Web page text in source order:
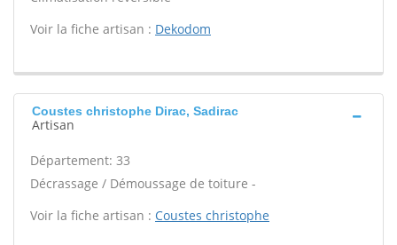
Voir la fiche artisan : Dekodom
Coustes christophe Dirac, Sadirac
Artisan
Département: 33
Décrassage / Démoussage de toiture -
Voir la fiche artisan : Coustes christophe